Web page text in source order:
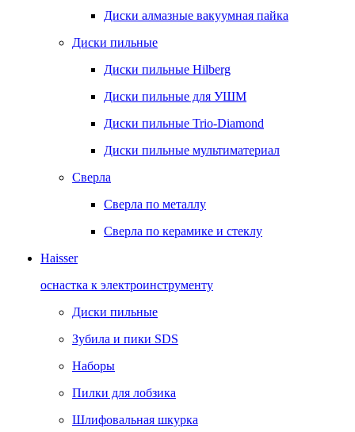
Диски алмазные вакуумная пайка
Диски пильные
Диски пильные Hilberg
Диски пильные для УШМ
Диски пильные Trio-Diamond
Диски пильные мультиматериал
Сверла
Сверла по металлу
Сверла по керамике и стеклу
Haisser
оснастка к электроинструменту
Диски пильные
Зубила и пики SDS
Наборы
Пилки для лобзика
Шлифовальная шкурка